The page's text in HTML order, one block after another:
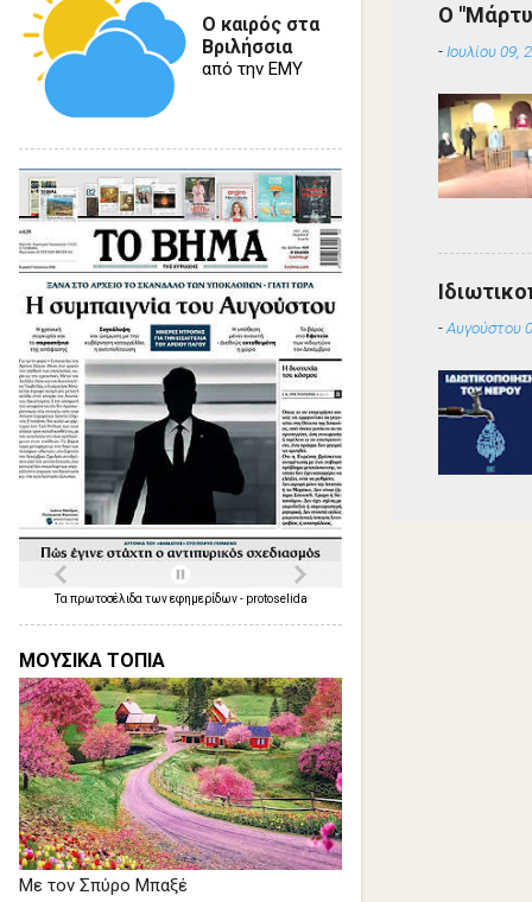
Ο
- Ιουλίου 09,
-Αυγούστου
Ο καιρός στα
Βριλήσσια
από την ΕΜΥ
Τα πρωτοσέλιδα τωνεφημερίδων- protoselida
ΜΟΥΣΙΚΑ ΤΟΠΙΑ
Με τον Σπύρο Μπαξέ